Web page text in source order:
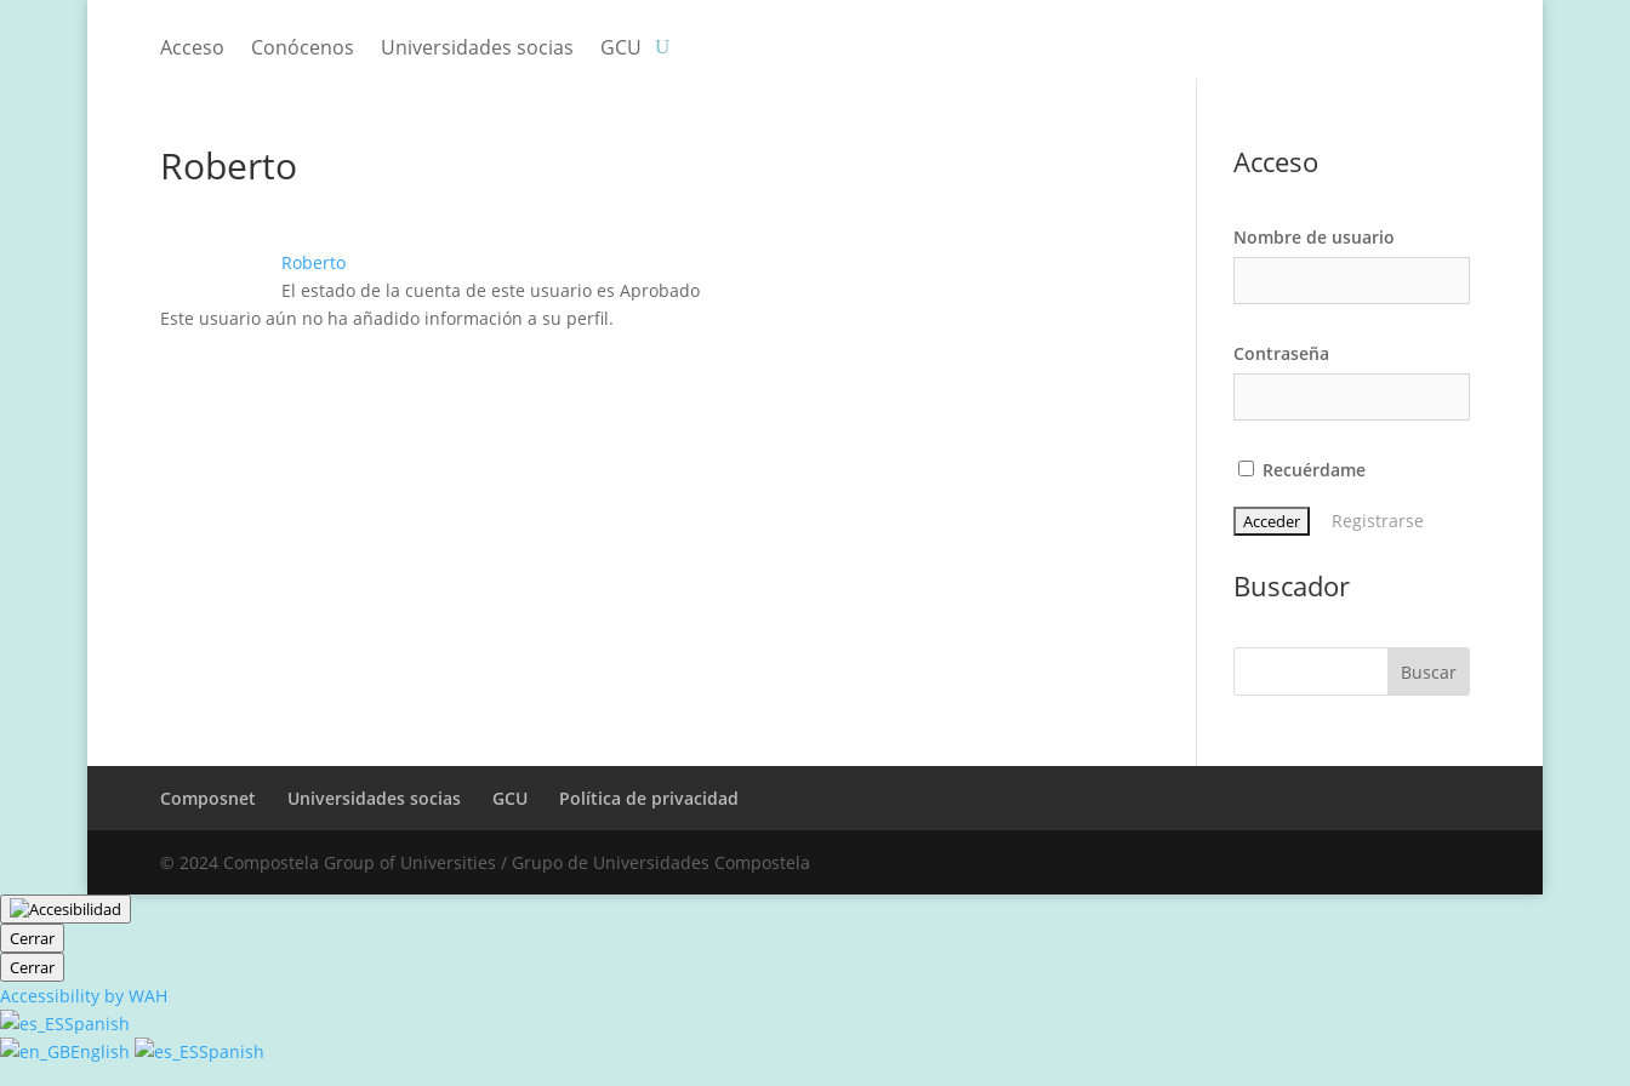
Acceso Conócenos Universidades socias GCU
Roberto
Roberto
El estado de la cuenta de este usuario es Aprobado
Este usuario aún no ha añadido información a su perfil.
Acceso
Nombre de usuario
Contraseña
Recuérdame
Registrarse
Buscador
Composnet Universidades socias GCU Política de privacidad
© 2024 Compostela Group of Universities / Grupo de Universidades Compostela
Cerrar
Cerrar
Accessibility by WAH
Spanish
English
Spanish